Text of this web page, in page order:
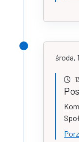
środa,